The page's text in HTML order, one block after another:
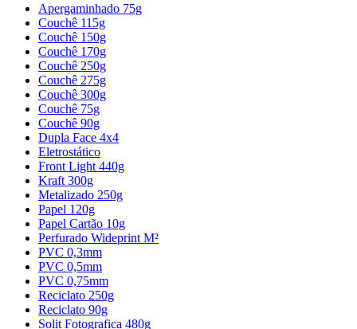
Apergaminhado 75g
Couchê 115g
Couchê 150g
Couchê 170g
Couchê 250g
Couchê 275g
Couchê 300g
Couchê 75g
Couchê 90g
Dupla Face 4x4
Eletrostático
Front Light 440g
Kraft 300g
Metalizado 250g
Papel 120g
Papel Cartão 10g
Perfurado Wideprint M²
PVC 0,3mm
PVC 0,5mm
PVC 0,75mm
Reciclato 250g
Reciclato 90g
Solit Fotografica 480g